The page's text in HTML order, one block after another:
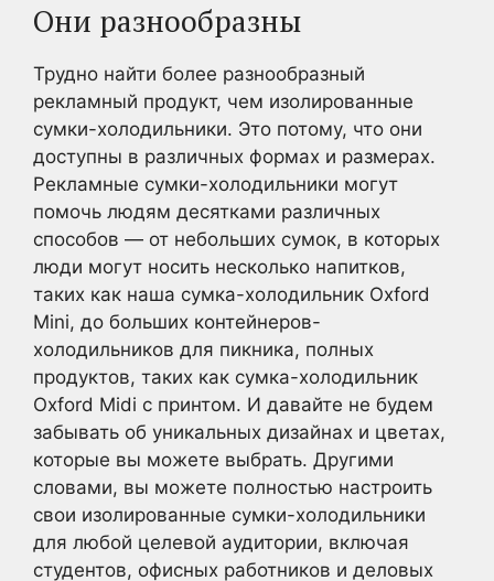
Они разнообразны
Трудно найти более разнообразный
рекламный продукт, чем изолированные
сумки-холодильники. Это потому, что они
доступны в различных формах и размерах.
Рекламные сумки-холодильники могут
помочь людям десятками различных
способов — от небольших сумок, в которых
люди могут носить несколько напитков,
таких как наша сумка-холодильник Oxford
Mini, до больших контейнеров-
холодильников для пикника, полных
продуктов, таких как сумка-холодильник
Oxford Midi с принтом. И давайте не будем
забывать об уникальных дизайнах и цветах,
которые вы можете выбрать. Другими
словами, вы можете полностью настроить
свои изолированные сумки-холодильники
для любой целевой аудитории, включая
студентов, офисных работников и деловых